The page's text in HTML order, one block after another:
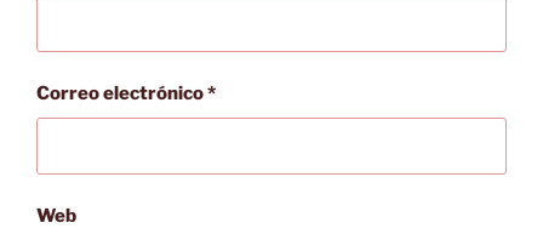
Correo electrónico*
Web